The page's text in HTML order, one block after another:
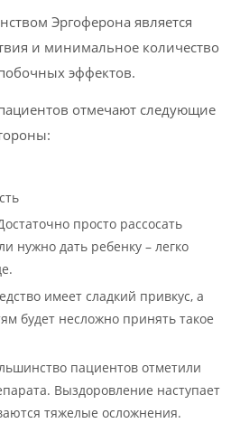
Эргоферона является
и минимальное количество
эффектов.
отмечают следующие
просто рассосать
нужно дать ребенку – легко
имеет сладкий привкус, а
будет несложно принять такое
пациентов отметили
Выздоровление наступает
тяжелые осложнения.